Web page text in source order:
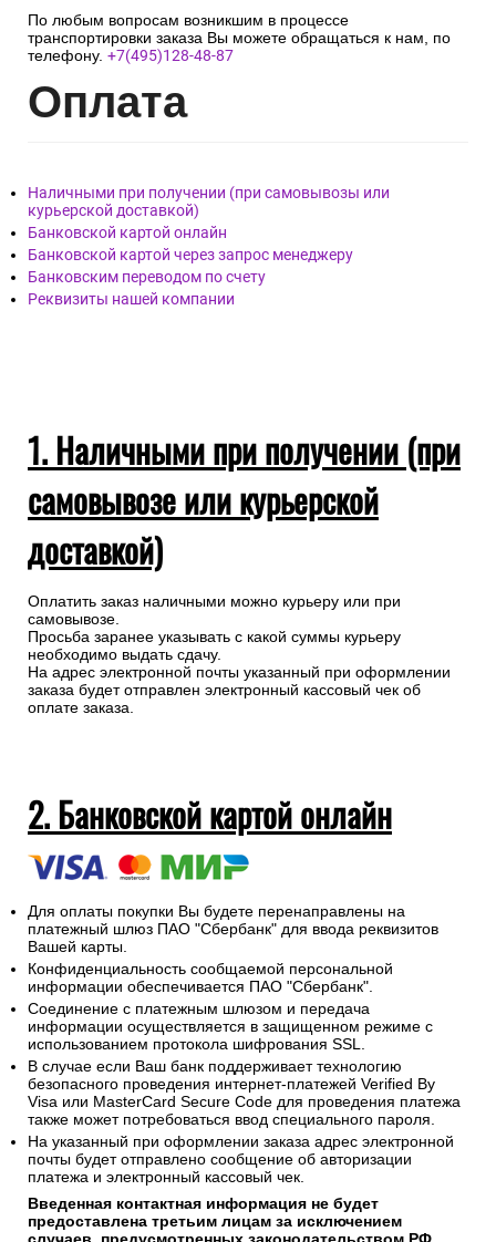
По любым вопросам возникшим в процессе
транспортировки заказа Вы можете обращаться к нам, по
телефону. +7(495)128-48-87
Оплата
Наличными при получении (при самовывозы или
курьерской доставкой)
Банковской картой онлайн
Банковской картой через запрос менеджеру
Банковским переводом по счету
Реквизиты нашей компании
1. Наличными при получении (при
самовывозе или курьерской
доставкой)
Оплатить заказ наличными можно курьеру или при
самовывозе.
Просьба заранее указывать с какой суммы курьеру
необходимо выдать сдачу.
На адрес электронной почты указанный при оформлении
заказа будет отправлен электронный кассовый чек об
оплате заказа.
2. Банковской картой онлайн
Для оплаты покупки Вы будете перенаправлены на
платежный шлюз ПАО "Сбербанк" для ввода реквизитов
Вашей карты.
Конфиденциальность сообщаемой персональной
информации обеспечивается ПАО "Сбербанк".
Соединение с платежным шлюзом и передача
информации осуществляется в защищенном режиме с
использованием протокола шифрования SSL.
В случае если Ваш банк поддерживает технологию
безопасного проведения интернет-платежей Verified By
Visa или MasterCard Secure Code для проведения платежа
также может потребоваться ввод специального пароля.
На указанный при оформлении заказа адрес электронной
почты будет отправлено сообщение об авторизации
платежа и электронный кассовый чек.
Введенная контактная информация не будет
предоставлена третьим лицам за исключением